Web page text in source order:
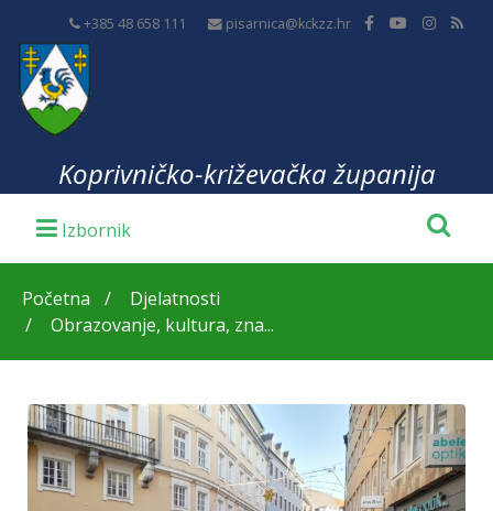
+385 48 658 111 pisarnica@kckzz.hr
Koprivničko-križevačka županija
Početna
Djelatnosti
Obrazovanje, kultura, zna...